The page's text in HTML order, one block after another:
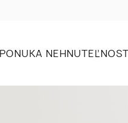
PONUKA NEHNUTEĽNOSTÍ